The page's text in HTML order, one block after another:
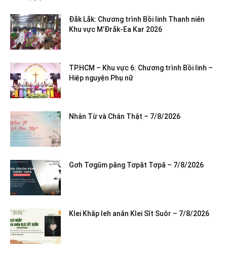
Đắk Lắk: Chương trình Bồi linh Thanh niên
Khu vực M’Đrắk-Ea Kar 2026
TP.HCM – Khu vực 6: Chương trình Bồi linh –
Hiệp nguyện Phụ nữ
Nhân Từ và Chân Thật – 7/8/2026
Gơh Tơgŭm păng Tơpăt Tơpă – 7/8/2026
Klei Khăp leh anăn Klei Sĭt Suôr – 7/8/2026